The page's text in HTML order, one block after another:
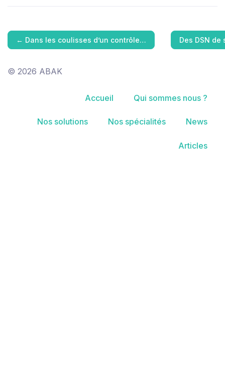
← Dans les coulisses d’un contrôle… Des DSN
© 2026 ABAK
Accueil Qui sommes nous ?
Nos solutions Nos spécialités News
Articles